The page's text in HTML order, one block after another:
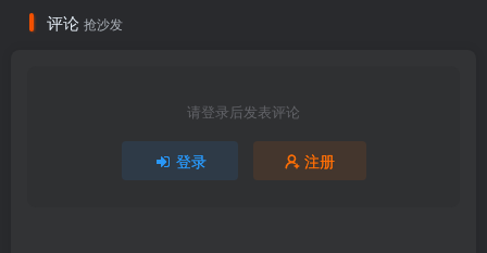
评论 抢沙发
请登录后发表评论
登录 注册